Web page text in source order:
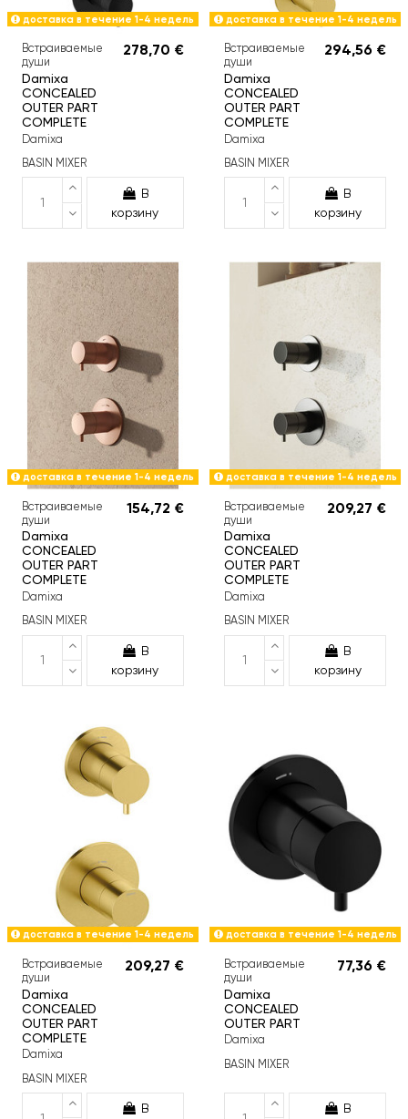
доставка в течение 1-4 недель
Встраиваемые
души
Damixa
CONCEALED
OUTER PART
COMPLETE
Damixa
278,70 €
BASIN MIXER
В
корзину
доставка в течение 1-4 недель
Встраиваемые
души
Damixa
CONCEALED
OUTER PART
COMPLETE
Damixa
294,56 €
BASIN MIXER
В
корзину
доставка в течение 1-4 недель
Встраиваемые
души
Damixa
CONCEALED
OUTER PART
COMPLETE
Damixa
154,72 €
BASIN MIXER
В
корзину
доставка в течение 1-4 недель
Встраиваемые
души
Damixa
CONCEALED
OUTER PART
COMPLETE
Damixa
209,27 €
BASIN MIXER
В
корзину
доставка в течение 1-4 недель
Встраиваемые
души
Damixa
CONCEALED
OUTER PART
COMPLETE
Damixa
209,27 €
BASIN MIXER
В
доставка в течение 1-4 недель
Встраиваемые
души
Damixa
CONCEALED
OUTER PART
Damixa
77,36 €
BASIN MIXER
В